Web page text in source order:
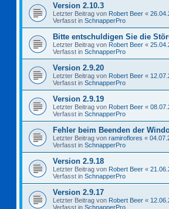
Version 2.10.3
Letzter Beitrag von Robert Beer «
Verfasst in SchnapperPro
Bitte entschuldigen Sie die
Letzter Beitrag von Robert Beer «
Verfasst in SchnapperPro
Version 2.9.20
Letzter Beitrag von Robert Beer «
Verfasst in SchnapperPro
Version 2.9.19
Letzter Beitrag von Robert Beer «
Verfasst in SchnapperPro
Fehler beim Beenden der
Letzter Beitrag von ramiroflores «
Verfasst in SchnapperPro
Version 2.9.18
Letzter Beitrag von Robert Beer «
Verfasst in SchnapperPro
Version 2.9.17
Letzter Beitrag von Robert Beer «
Verfasst in SchnapperPro